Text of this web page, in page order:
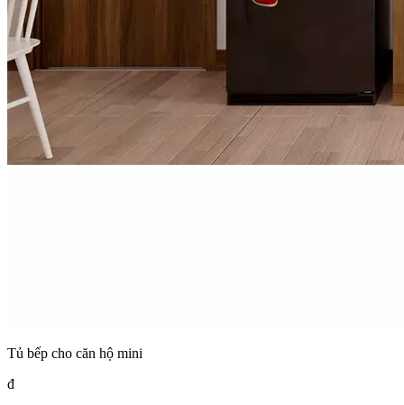
Tủ bếp cho căn hộ mini
đ